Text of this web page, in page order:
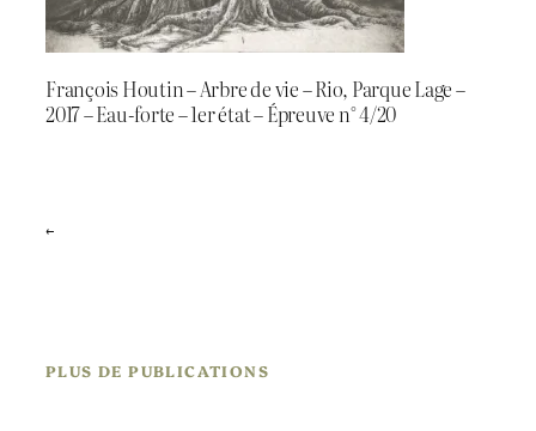
François Houtin – Arbre de vie – Rio, Parque Lage –
2017 – Eau-forte – 1er état – Épreuve n° 4/20
←
PLUS DE PUBLICATIONS